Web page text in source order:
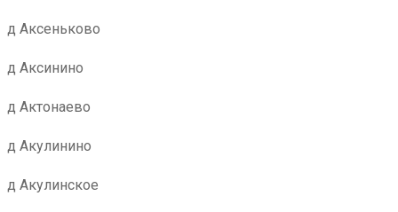
д Аксеньково
д Аксинино
д Актонаево
д Акулинино
д Акулинское